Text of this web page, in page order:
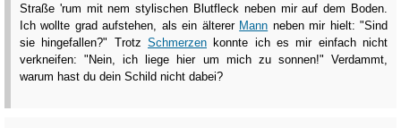
Straße 'rum mit nem stylischen Blutfleck neben mir auf dem Boden.
Ich wollte grad aufstehen, als ein älterer Mann neben mir hielt: "Sind
sie hingefallen?" Trotz Schmerzen konnte ich es mir einfach nicht
verkneifen: "Nein, ich liege hier um mich zu sonnen!" Verdammt,
warum hast du dein Schild nicht dabei?